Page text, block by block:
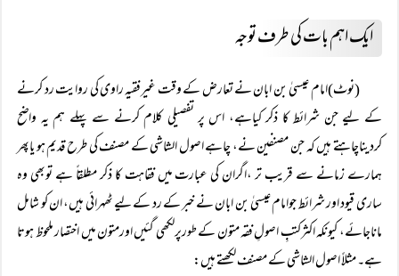
ایک اہم بات کی طرف توجہ
(نوٹ)امام عیسیٰ بن ابان نے تعارض کے وقت غیرفقیہ راوی کی روایت رد کرنے
کے لیے جن شرائط کا ذکر کیاہے، اس پر تفصیلی کلام کرنے سے پہلے ہم یہ واضح
کردیناچاہتے ہیں کہ جن مصنفین نے، چاہے اصول الشاشی کے مصنف کی طرح قدیم ہو یاپھر
ہمارے زمانے سے قریب تر ،اگران کی عبارت میں فقاہت کا ذکر مطلقاً ہے توبھی وہ
ساری قیود اور شرائط جوامام عیسیٰ بن ابان نے خبر کے رد کے لیے ٹھہرائی ہیں، ان کو شامل
ماناجائے، کیونکہ اکثرکتبِ اصولِ فقہ متون کے طورپرلکھی گئیں اورمتون میں اختصار ملحوظ ہوتا
ہے۔ مثلاً اصول الشاشی کے مصنف لکھتے ہیں: